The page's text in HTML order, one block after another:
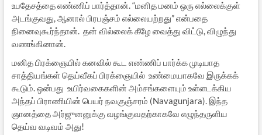
உபதேசத்தை எண்ணிப் பார்த்தான். “மனித மனம் ஒரு எல்லைக்குள்
அடங்குவது, ஆனால் பிரபஞ்சம் எல்லையற்றது” என்பதை
நினைவுகூர்ந்தான். தன் வில்லைக் கீழே வைத்து விட்டு, விழுந்து
வணங்கினான்.
மனித பிரக்ஞையில் கனவில் கூட எண்ணிப் பார்க்க முடியாத
சாத்தியங்கள் தெய்வீகப் பிரக்ஞையில் உண்மையாகவே இருக்கக்
கூடும். ஒன்பது உயிர்வகைகளின் அம்சங்களையும் உள்ளடக்கிய
அந்தப் பிராணியின் பெயர் நவகுஞ்சரம் (Navagunjara). இந்த
ஞானத்தை அர்ஜுனனுக்கு வழங்குவதற்காகவே எழுந்தருளிய
தெய்வ வடிவம் அது!